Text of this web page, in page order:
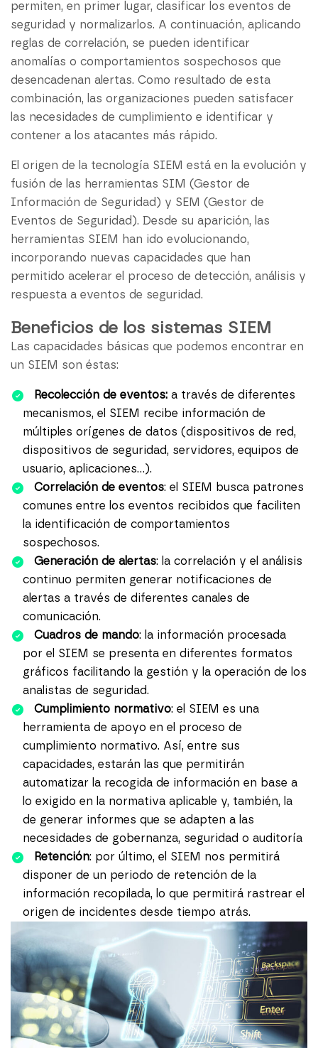
permiten, en primer lugar, clasificar los eventos de
seguridad y normalizarlos. A continuación, aplicando
reglas de correlación, se pueden identificar
anomalías o comportamientos sospechosos que
desencadenan alertas. Como resultado de esta
combinación, las organizaciones pueden satisfacer
las necesidades de cumplimiento e identificar y
contener a los atacantes más rápido.
El origen de la tecnología SIEM está en la evolución y
fusión de las herramientas SIM (Gestor de
Información de Seguridad) y SEM (Gestor de
Eventos de Seguridad). Desde su aparición, las
herramientas SIEM han ido evolucionando,
incorporando nuevas capacidades que han
permitido acelerar el proceso de detección, análisis y
respuesta a eventos de seguridad.
Beneficios de los sistemas SIEM
Las capacidades básicas que podemos encontrar en
un SIEM son éstas:
Recolección de eventos: a través de diferentes
mecanismos, el SIEM recibe información de
múltiples orígenes de datos (dispositivos de red,
dispositivos de seguridad, servidores, equipos de
usuario, aplicaciones…).
Correlación de eventos: el SIEM busca patrones
comunes entre los eventos recibidos que faciliten
la identificación de comportamientos
sospechosos.
Generación de alertas: la correlación y el análisis
continuo permiten generar notificaciones de
alertas a través de diferentes canales de
comunicación.
Cuadros de mando: la información procesada
por el SIEM se presenta en diferentes formatos
gráficos facilitando la gestión y la operación de los
analistas de seguridad.
Cumplimiento normativo: el SIEM es una
herramienta de apoyo en el proceso de
cumplimiento normativo. Así, entre sus
capacidades, estarán las que permitirán
automatizar la recogida de información en base a
lo exigido en la normativa aplicable y, también, la
de generar informes que se adapten a las
necesidades de gobernanza, seguridad o auditoría
Retención: por último, el SIEM nos permitirá
disponer de un periodo de retención de la
información recopilada, lo que permitirá rastrear el
origen de incidentes desde tiempo atrás.